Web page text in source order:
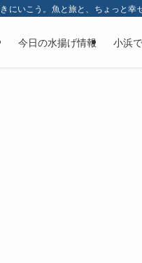
いこう。魚と旅と、ちょっと幸
今日の水揚げ情報 小浜